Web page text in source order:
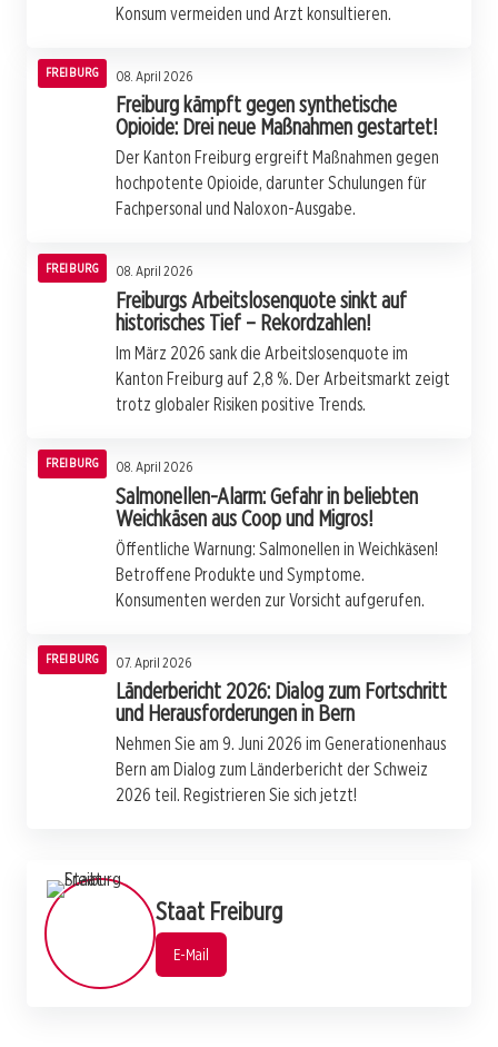
Konsum vermeiden und Arzt konsultieren.
FREIBURG 08. April 2026
Freiburg kämpft gegen synthetische
Opioide: Drei neue Maßnahmen gestartet!
Der Kanton Freiburg ergreift Maßnahmen gegen
hochpotente Opioide, darunter Schulungen für
Fachpersonal und Naloxon-Ausgabe.
FREIBURG 08. April 2026
Freiburgs Arbeitslosenquote sinkt auf
historisches Tief – Rekordzahlen!
Im März 2026 sank die Arbeitslosenquote im
Kanton Freiburg auf 2,8 %. Der Arbeitsmarkt zeigt
trotz globaler Risiken positive Trends.
FREIBURG 08. April 2026
Salmonellen-Alarm: Gefahr in beliebten
Weichkäsen aus Coop und Migros!
Öffentliche Warnung: Salmonellen in Weichkäsen!
Betroffene Produkte und Symptome.
Konsumenten werden zur Vorsicht aufgerufen.
FREIBURG 07. April 2026
Länderbericht 2026: Dialog zum Fortschritt
und Herausforderungen in Bern
Nehmen Sie am 9. Juni 2026 im Generationenhaus
Bern am Dialog zum Länderbericht der Schweiz
2026 teil. Registrieren Sie sich jetzt!
Staat Freiburg
E-Mail